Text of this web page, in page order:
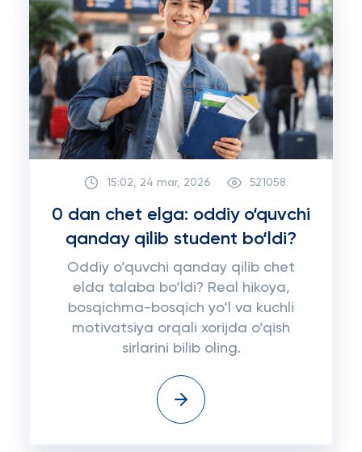
15:02, 24 mar, 2026 521058
0 dan chet elga: oddiy o‘quvchi
qanday qilib student bo‘ldi?
Oddiy o‘quvchi qanday qilib chet
elda talaba bo‘ldi? Real hikoya,
bosqichma-bosqich yo‘l va kuchli
motivatsiya orqali xorijda o‘qish
sirlarini bilib oling.